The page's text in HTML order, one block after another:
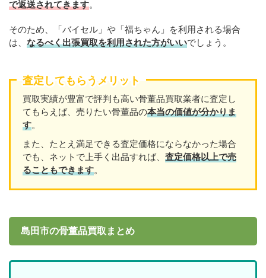
で返送されてきます。
そのため、「バイセル」や「福ちゃん」を利用される場合
は、 なるべく出張買取を利用された方がいいでしょう。
査定してもらうメリット
買取実績が豊富で評判も高い骨董品買取業者に査定し
てもらえば、売りたい骨董品の本当の価値が分かりま
す。
また、たとえ満足できる査定価格にならなかった場合
でも、ネットで上手く出品すれば、 査定価格以上で売
ることもできます。
島田市の骨董品買取まとめ